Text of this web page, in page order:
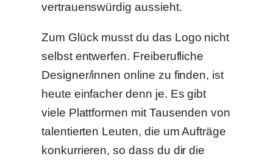
vertrauenswürdig aussieht.
Zum Glück musst du das Logo nicht
selbst entwerfen. Freiberufliche
Designer/innen online zu finden, ist
heute einfacher denn je. Es gibt
viele Plattformen mit Tausenden von
talentierten Leuten, die um Aufträge
konkurrieren, so dass du dir die